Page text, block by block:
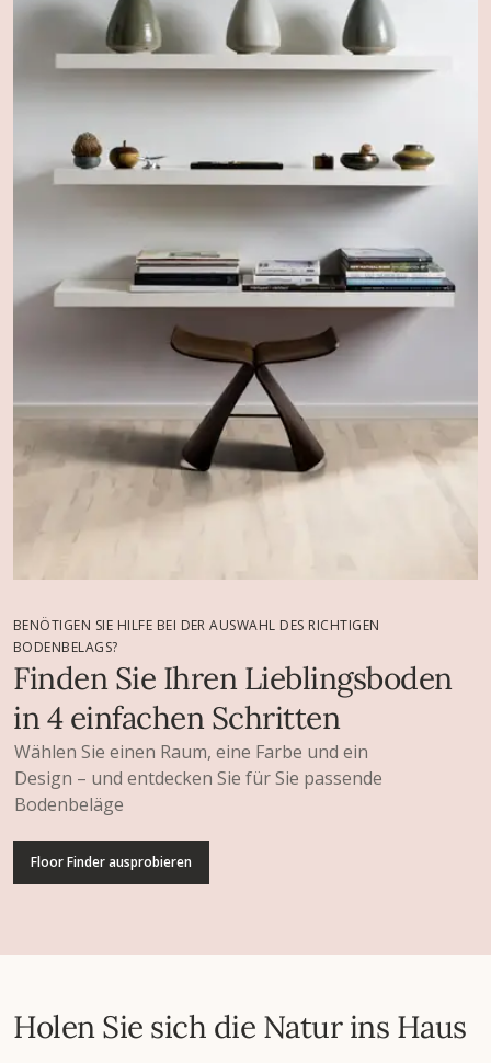
BENÖTIGEN SIE HILFE BEI DER AUSWAHL DES RICHTIGEN
BODENBELAGS?
Finden Sie Ihren Lieblingsboden
in 4 einfachen Schritten
Wählen Sie einen Raum, eine Farbe und ein
Design – und entdecken Sie für Sie passende
Bodenbeläge
Floor Finder ausprobieren
Holen Sie sich die Natur ins Haus